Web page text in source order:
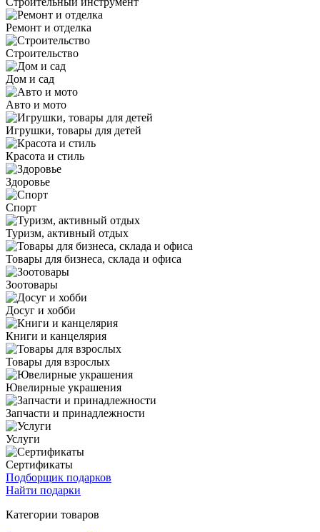
Ремонт и отделка
Строительство
Дом и сад
Авто и мото
Игрушки, товары для детей
Красота и стиль
Здоровье
Спорт
Туризм, активный отдых
Товары для бизнеса, склада и офиса
Зоотовары
Досуг и хобби
Книги и канцелярия
Товары для взрослых
Ювелирные украшения
Запчасти и принадлежности
Услуги
Сертификаты
Подборщик подарков
Найти подарки
Категории товаров